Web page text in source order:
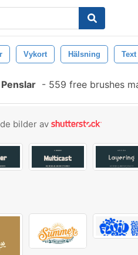
Vykort Hälsning Text
- 559 free brushes
bilder av